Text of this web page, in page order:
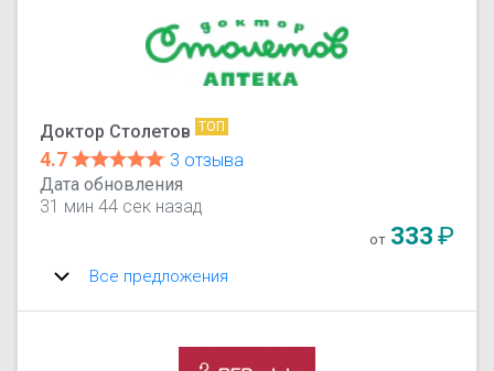
Доктор Столетов ТОП
4.7
3 отзыва
Дата обновления
31 мин 44 сек назад
от 333₽
Все предложения